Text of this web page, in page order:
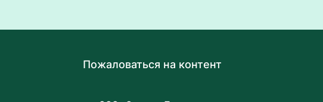
Пожаловаться на контент